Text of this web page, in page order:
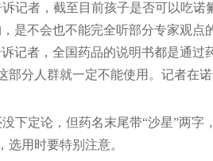
者，截至目前孩子是否可以吃诺
是不会也不能完全听部分专家观点
记者，全国药品的说明书都是通
部分人群就一定不能使用。记者在
定论，但药名末尾带“沙星”两字
用时要特别注意。